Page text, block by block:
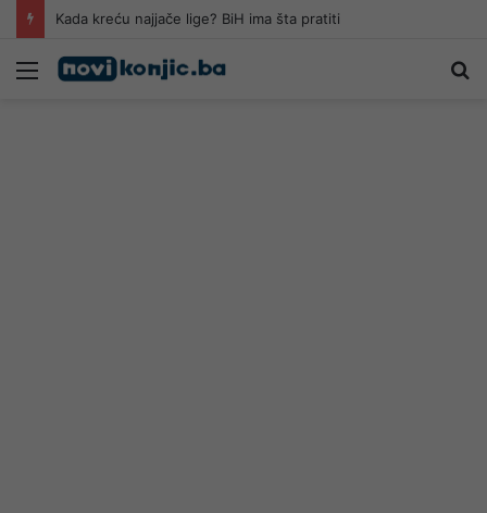
Kada kreću najjače lige? BiH ima šta pratiti
Meni